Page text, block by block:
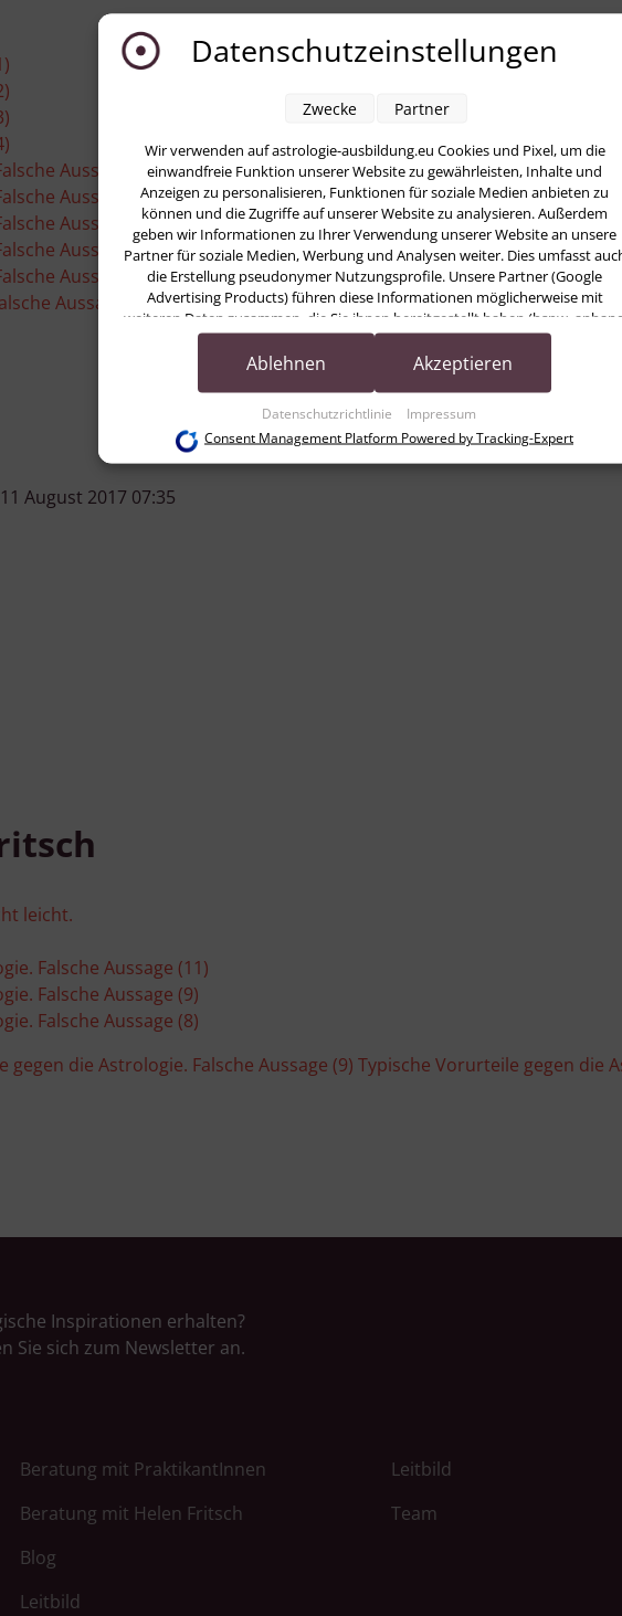
Aussage (5)
Aussage (6)
Aussage (7)
Aussage (8)
Aussage (9)
Aussage (11)
August 2017 07:35
leicht.
Falsche Aussage (11)
Falsche Aussage (9)
Falsche Aussage (8)
gegen die Astrologie. Falsche Aussage (9) Typische Vorurteile gegen die
Inspirationen erhalten?
Sie sich zum Newsletter an.
Beratung mit PraktikantInnen
Beratung mit Helen Fritsch
Blog
Leitbild
Leitbild
Team
Datenschutzeinstellungen
Wir verwenden auf astrologie-ausbildung.eu Cookies und Pixel, um die
einwandfreie Funktion unserer Website zu gewährleisten, Inhalte und
Anzeigen zu personalisieren, Funktionen für soziale Medien anbieten zu
können und die Zugriffe auf unserer Website zu analysieren. Außerdem
geben wir Informationen zu Ihrer Verwendung unserer Website an unsere
Partner für soziale Medien, Werbung und Analysen weiter. Dies umfasst
die Erstellung pseudonymer Nutzungsprofile. Unsere Partner (Google
Advertising Products) führen diese Informationen möglicherweise mit
weiteren Daten zusammen, die Sie ihnen bereitgestellt haben (bspw.
eines persönlichen Accounts) oder welche sie im Rahmen Ihrer Nutzung der
Dienste gesammelt haben (bspw. Nutzungsdaten anderer Geräte). Ihre
Einwilligung zur Nutzung von Cookies und Pixeln können Sie jederzeit
dort die entsprechenden Anpassungen vornehmen.
Zwecke der Datenverarbeitung durch unsere Partner:
Speichern von oder Zugriff auf Informationen auf einem Endgerät
Datenschutzrichtlinie Impressum
Zwecke Partner
Ablehnen Akzeptieren
Consent Management Platform Powered by Tracking-Expert